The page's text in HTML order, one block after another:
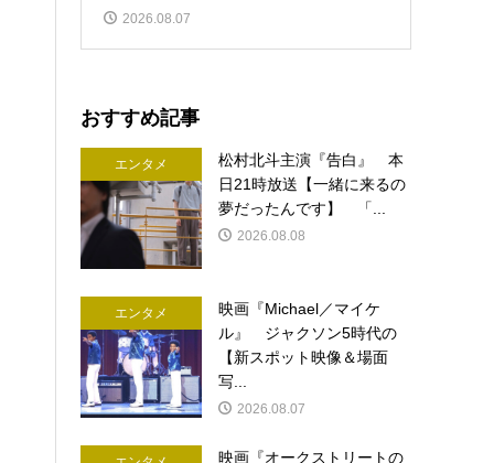
2026.08.07
おすすめ記事
エンタメ
松村北斗主演『告白』 本
日21時放送【一緒に来るの
夢だったんです】 「...
2026.08.08
エンタメ
映画『Michael／マイケ
ル』 ジャクソン5時代の
【新スポット映像＆場面
写...
2026.08.07
映画『オークストリートの